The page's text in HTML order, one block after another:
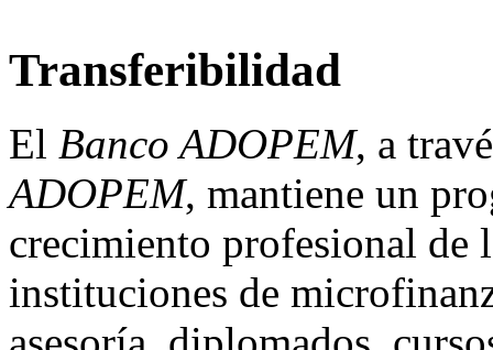
Transferibilidad
El Banco ADOPEM, a
ADOPEM, mantiene un
crecimiento profesional de
instituciones de